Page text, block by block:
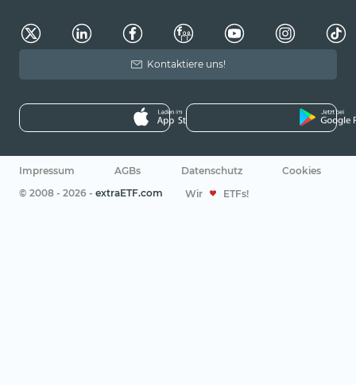
Kontaktiere uns!
Impressum AGBs Datenschutz
Cookies
© 2008 - 2026 - extraETF.com Wir ETFs!